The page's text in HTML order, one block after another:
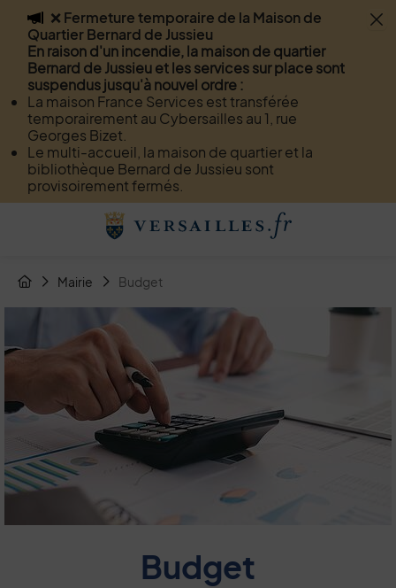
Flash info
❌ Fermeture temporaire de la Maison de
Quartier Bernard de Jussieu
En raison d'un incendie, la maison de quartier
Bernard de Jussieu et les services sur place sont
suspendus jusqu'à nouvel ordre :
La maison France Services est transférée
temporairement au Cybersailles au 1, rue
Georges Bizet.
Le multi-accueil, la maison de quartier et la
bibliothèque Bernard de Jussieu sont
provisoirement fermés.
Menu de raccourcis
Menu
Recherche
Page de contact
Contenu
Retour à l'accueil
Fil d'Arianne de la page
Page d'accueil du site
Mairie Budget
Image d'illustration de Budget
Budget